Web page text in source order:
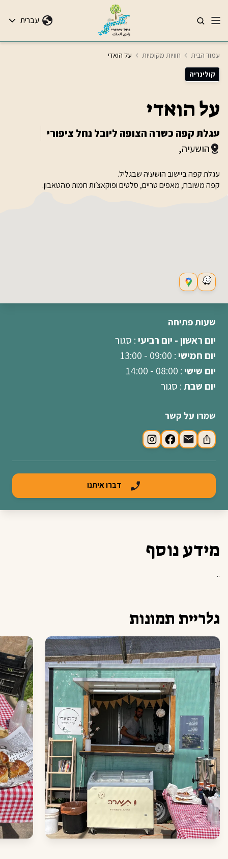
עברית
עמוד הבית חוויות מקומיות על הואדי
קולינריה
על הואדי
עגלת קפה כשרה הצופה ליובל נחל ציפורי
הושעיה,
עגלת קפה ביישוב הושעיה שבגליל.
קפה משובח, מאפים טריים, סלטים ופוקאצ׳ות חמות מהטאבון.
שעות פתיחה
יום ראשון - יום רביעי: סגור
יום חמישי: 09:00 - 13:00
יום שישי: 08:00 - 14:00
יום שבת: סגור
שמרו על קשר
דברו איתנו
מידע נוסף
..
גלריית תמונות